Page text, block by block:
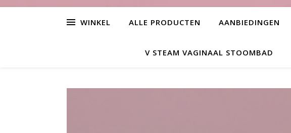
WINKEL ALLE PRODUCTEN AANBIEDINGEN
V STEAM VAGINAAL STOOMBAD